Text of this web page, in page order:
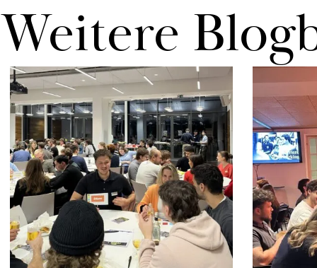
Wei­te­re